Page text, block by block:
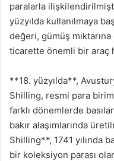
paralarla
yüzyılda kullanılmaya
değeri, gümüş
ticarette önemli bir araç
**18. yüzyılda**,
Shilling, resmi para
farklı dönemlerde
bakır alaşımlarında
Shilling**, 1741 yılında
bir koleksiyon parası